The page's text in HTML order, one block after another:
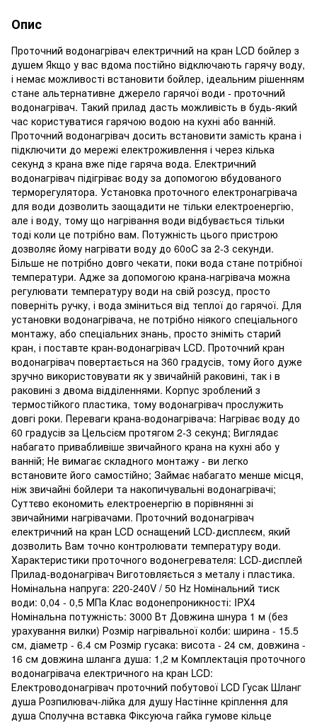
Опис
Проточний водонагрівач електричний на кран LCD бойлер з
душем Якщо у вас вдома постійно відключають гарячу воду,
і немає можливості встановити бойлер, ідеальним рішенням
стане альтернативне джерело гарячої води - проточний
водонагрівач. Такий прилад дасть можливість в будь-який
час користуватися гарячою водою на кухні або ванній.
Проточний водонагрівач досить встановити замість крана і
підключити до мережі електроживлення і через кілька
секунд з крана вже піде гаряча вода. Електричний
водонагрівач підігріває воду за допомогою вбудованого
терморегулятора. Установка проточного електронагрівача
для води дозволить заощадити не тільки електроенергію,
але і воду, тому що нагрівання води відбувається тільки
тоді коли це потрібно вам. Потужність цього пристрою
дозволяє йому нагрівати воду до 60оC за 2-3 секунди.
Більше не потрібно довго чекати, поки вода стане потрібної
температури. Адже за допомогою крана-нагрівача можна
регулювати температуру води на свій розсуд, просто
поверніть ручку, і вода зміниться від теплої до гарячої. Для
установки водонагрівача, не потрібно ніякого спеціального
монтажу, або спеціальних знань, просто зніміть старий
кран, і поставте кран-водонагрівач LCD. Проточний кран
водонагрівач повертається на 360 градусів, тому його дуже
зручно використовувати як у звичайній раковині, так і в
раковині з двома відділеннями. Корпус зроблений з
термостійкого пластика, тому водонагрівач прослужить
довгі роки. Переваги крана-водонагрівача: Нагріває воду до
60 градусів за Цельсієм протягом 2-3 секунд; Виглядає
набагато привабливіше звичайного крана на кухні або у
ванній; Не вимагає складного монтажу - ви легко
встановите його самостійно; Займає набагато менше місця,
ніж звичайні бойлери та накопичувальні водонагрівачі;
Суттєво економить електроенергію в порівнянні зі
звичайними нагрівачами. Проточний водонагрівач
електричний на кран LCD оснащений LCD-дисплеєм, який
дозволить Вам точно контролювати температуру води.
Характеристики проточного водонегревателя: LCD-дисплей
Прилад-водонагрівач Виготовляється з металу і пластика.
Номінальна напруга: 220-240V / 50 Hz Номінальний тиск
води: 0,04 - 0,5 МПа Клас водонепроникності: IPX4
Номінальна потужність: 3000 Вт Довжина шнура 1 м (без
урахування вилки) Розмір нагрівальної колби: ширина - 15.5
см, діаметр - 6.4 см Розмір гусака: висота - 24 см, довжина -
16 см довжина шланга душа: 1,2 м Комплектація проточного
водонагрівача електричного на кран LCD:
Електроводонагрівач проточний побутової LCD Гусак Шланг
душа Розпилювач-лійка для душу Настінне кріплення для
душа Сполучна вставка Фіксуюча гайка гумове кільце